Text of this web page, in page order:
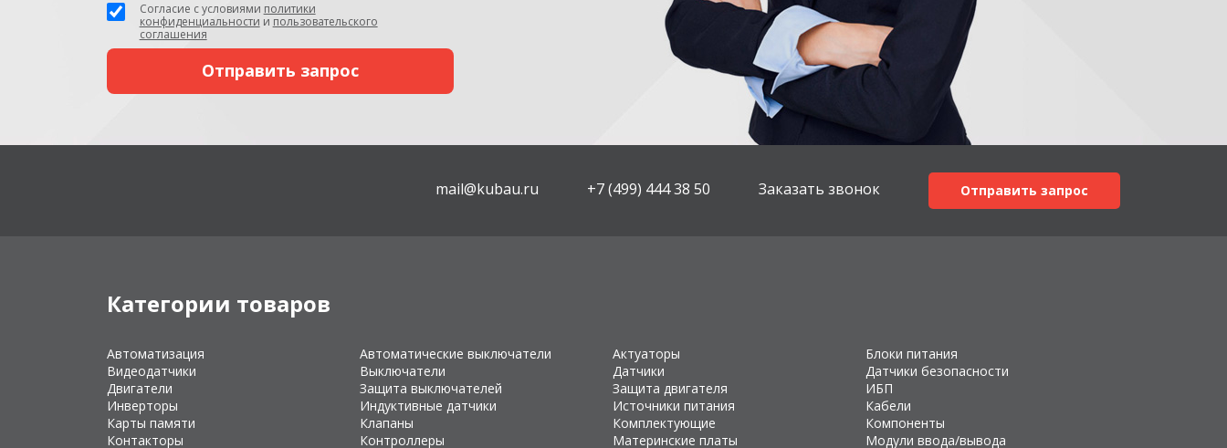
Согласие с условиями политики
конфиденциальности и пользовательского
соглашения
mail@kubau.ru +7 (499) 444 38 50 Заказать звонок Отправить запрос
Категории товаров
Автоматизация Автоматические выключатели Актуаторы
Блоки питания
Видеодатчики
Выключатели Датчики
Датчики безопасности
Двигатели
Защита выключателей Защита двигателя
ИБП
Инверторы
Индуктивные датчики Источники питания
Кабели
Карты памяти
Клапаны Комплектующие
Компоненты
Контакторы
Контроллеры Материнские платы Модули ввода/вывода